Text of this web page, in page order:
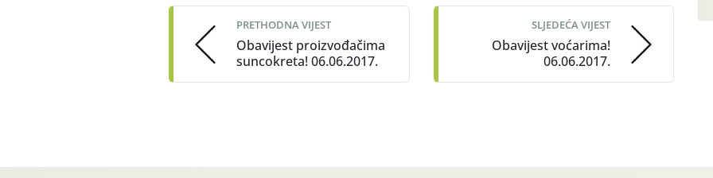
PRETHODNA VIJEST
Obavijest proizvođačima
suncokreta! 06.06.2017.
SLJEDEĆA VIJEST
Obavijest voćarima!
06.06.2017.